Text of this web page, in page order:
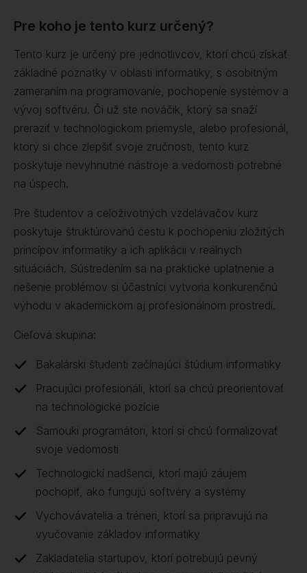
Pre koho je tento kurz určený?
Tento kurz je určený pre jednotlivcov, ktorí chcú získať
základné poznatky v oblasti informatiky, s osobitným
zameraním na programovanie, pochopenie systémov a
vývoj softvéru. Či už ste nováčik, ktorý sa snaží
preraziť v technologickom priemysle, alebo profesionál,
ktorý si chce zlepšiť svoje zručnosti, tento kurz
poskytuje nevyhnutné nástroje a vedomosti potrebné
na úspech.
Pre študentov a celoživotných vzdelávačov kurz
poskytuje štruktúrovanú cestu k pochopeniu zložitých
princípov informatiky a ich aplikácii v reálnych
situáciách. Sústredením sa na praktické uplatnenie a
riešenie problémov si účastníci vytvoria konkurenčnú
výhodu v akademickom aj profesionálnom prostredí.
Cieľová skupina:
Bakalárski študenti začínajúci štúdium informatiky
Pracujúci profesionáli, ktorí sa chcú preorientovať
na technologické pozície
Samouki programátori, ktorí si chcú formalizovať
svoje vedomosti
Technologickí nadšenci, ktorí majú záujem
pochopiť, ako fungujú softvéry a systémy
Vychovávatelia a tréneri, ktorí sa pripravujú na
vyučovanie základov informatiky
Zakladatelia startupov, ktorí potrebujú pevný